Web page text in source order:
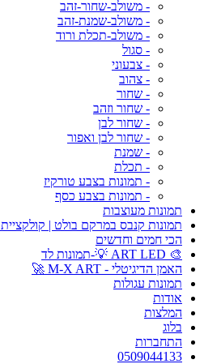
- משולב-שחור-זהב
- משולב-שמנת-זהב
- משולב-תכלת ורוד
- סגול
- צבעוני
- צהוב
- שחור
- שחור וזהב
- שחור לבן
- שחור לבן ואפור
- שמנת
- תכלת
- תמונות בצבע טורקיז
- תמונות בצבע כסף
תמונות מעוצבות
תמונות קנבס במרקם בולט | קולקציית Art Touch
הכי חמים וחדשים
🎨 ART LED 💡-תמונות לד
האמן הדיגיטלי - M-X ART 🚀
תמונות עגולות
אודות
המלצות
בלוג
התחברות
0509044133